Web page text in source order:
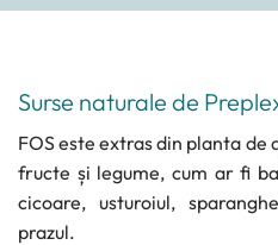
Surse naturale de
FOS este extras din planta de
fructe și legume, cum ar fi
cicoare, usturoiul,
prazul.